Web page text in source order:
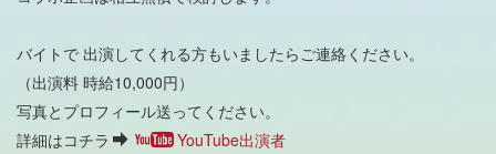
バイトで 出演してくれる方もいましたらご連絡ください。
（出演料 時給10,000円）
写真とプロフィール送ってください。
詳細はコチラ
YouTube出演者